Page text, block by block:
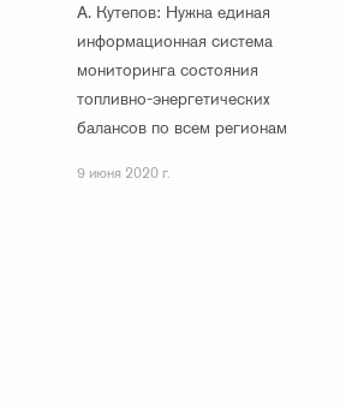
А. Кутепов: Нужна единая
информационная система
мониторинга состояния
топливно-энергетических
балансов по всем регионам
9 июня 2020 г.